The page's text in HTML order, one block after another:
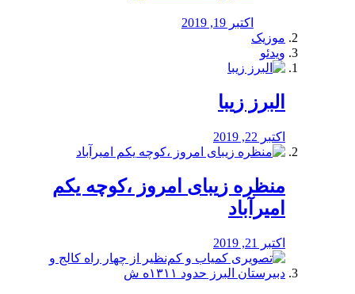
اکتبر 19, 2019
موزیک
ویدئو
البرز زیبا
اکتبر 22, 2019
منظره‌‌ زیبای امروز ،کوچه یکم
امیرآباد
اکتبر 21, 2019